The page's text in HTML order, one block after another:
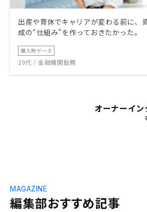
出産や育休でキャリアが変わる前に、
成の“仕組み”を作っておきたかった。
購入時データ
20代 / 金融機関勤務
オーナーイ
編集部おすすめ記事
MAGAZINE